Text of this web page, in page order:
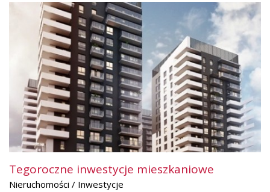
Tegoroczne inwestycje mieszkaniowe
Nieruchomości / Inwestycje